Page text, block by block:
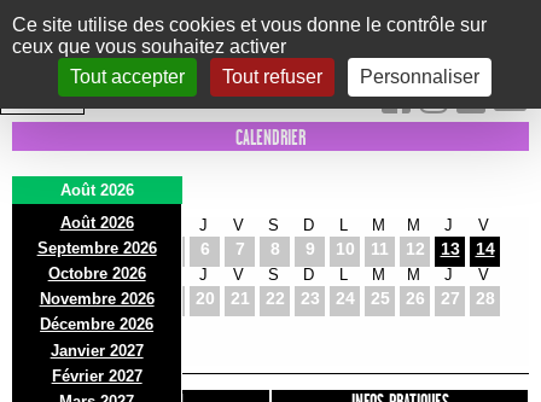
Panneau de gestion des cookies
Ce site utilise des cookies et vous donne le contrôle sur
ceux que vous souhaitez activer
Tout accepter
Tout refuser Personnaliser
Le Marni
CONCERTS DANSE/CIRQUE THÉÂTRE KIDS EXPOS EVENTS
INTRA MUROS
CALENDRIER
Août 2026
Août 2026
Septembre 2026
Octobre 2026
Novembre 2026
Décembre 2026
Janvier 2027
Février 2027
D
2
L
3
M
4
J
6
V
7
S
8
D
9 10
M
11
M
12
J
13
V
14
D
16
L
17
M
18
J
20
V
21
S
22
D
23 24
M
25
M
26
J
27
V
28
D
30
L
31